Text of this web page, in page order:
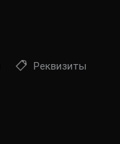
Реквизиты